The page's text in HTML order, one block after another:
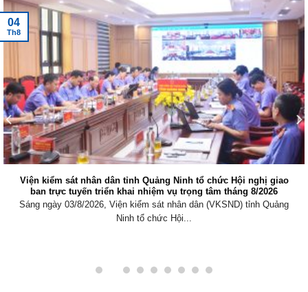
Viện kiểm sát nhân dân tỉnh Quảng Ninh tổ chức Hội nghị giao
ban trực tuyến triển khai nhiệm vụ trọng tâm tháng 8/2026
Sáng ngày 03/8/2026, Viện kiểm sát nhân dân (VKSND) tỉnh Quảng
Ninh tổ chức Hội...
04
Th8